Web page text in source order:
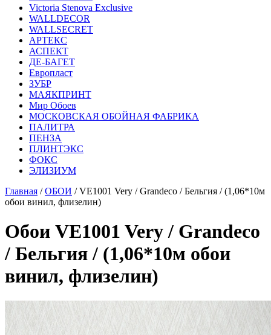
Victoria Stenova Exclusive
WALLDECOR
WALLSECRET
АРТЕКС
АСПЕКТ
ДЕ-БАГЕТ
Европласт
ЗУБР
МАЯКПРИНТ
Мир Обоев
МОСКОВСКАЯ ОБОЙНАЯ ФАБРИКА
ПАЛИТРА
ПЕНЗА
ПЛИНТЭКС
ФОКС
ЭЛИЗИУМ
Главная /ОБОИ / VE1001 Very / Grandeco / Бельгия / (1,06*10м
обои винил, флизелин)
Обои VE1001 Very / Grandeco
/ Бельгия / (1,06*10м обои
винил, флизелин)